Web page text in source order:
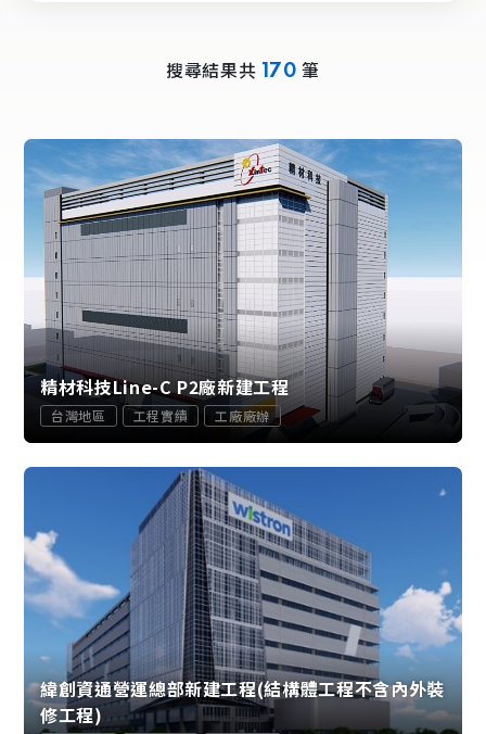
搜尋結果共 170 筆
精材科技Line-C P2廠新建工程
台灣地區 工程實績 工廠廠辦
緯創資通營運總部新建工程(結構體工程不含內外裝
修工程)